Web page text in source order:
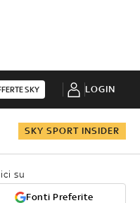
SKY LOGIN
SKY SPORT INSIDER
su
Fonti Preferite